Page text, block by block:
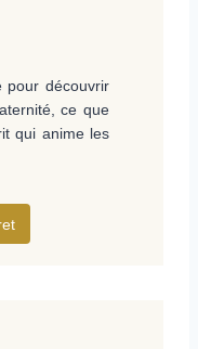
pour découvrir
ce que
qui anime les